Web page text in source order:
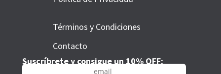
Términos y Condiciones
Contacto
Suscríbrete y consigue un 10% OFF: